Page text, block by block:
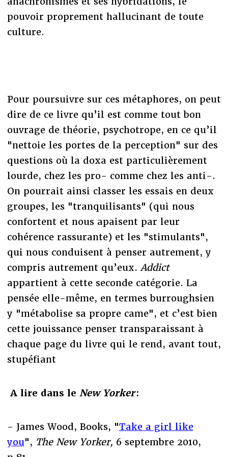
pouvoir proprement hallucinant de toute
culture.
Pour poursuivre sur ces métaphores, on peut
dire de ce livre qu’il est comme tout bon
ouvrage de théorie, psychotrope, en ce qu’il
"nettoie les portes de la perception" sur des
questions où la doxa est particulièrement
lourde, chez les pro- comme chez les anti-.
On pourrait ainsi classer les essais en deux
groupes, les "tranquilisants" (qui nous
confortent et nous apaisent par leur
cohérence rassurante) et les "stimulants",
qui nous conduisent à penser autrement, y
compris autrement qu’eux. Addict
appartient à cette seconde catégorie. La
pensée elle-même, en termes burroughsien
y "métabolise sa propre came", et c’est bien
cette jouissance penser transparaissant à
chaque page du livre qui le rend, avant tout,
stupéfiant
A lire dans le New Yorker:
- James Wood, Books, "Take a girl like
you", The New Yorker, 6 septembre 2010,